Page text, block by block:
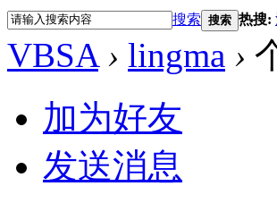
搜索 搜索 热搜:
VBSA › lingma ›
加为好友
发送消息